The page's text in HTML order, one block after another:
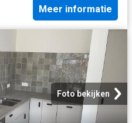
Meer informatie
Foto bekijken